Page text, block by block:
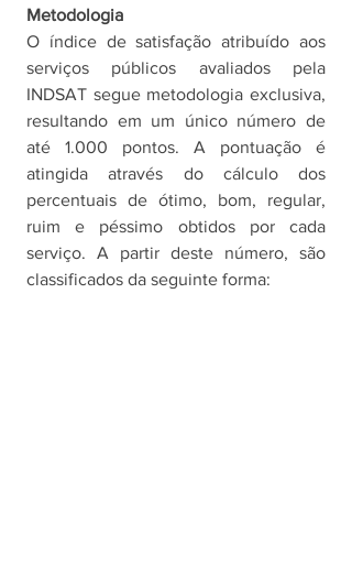
Metodologia
O índice de satisfação atribuído aos
serviços públicos avaliados pela
INDSAT segue metodologia exclusiva,
resultando em um único número de
até 1.000 pontos. A pontuação é
atingida através do cálculo dos
percentuais de ótimo, bom, regular,
ruim e péssimo obtidos por cada
serviço. A partir deste número, são
classificados da seguinte forma: